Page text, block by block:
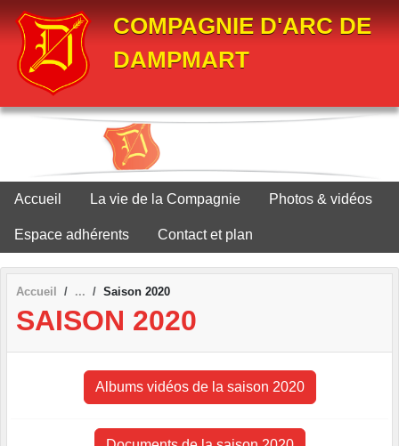
COMPAGNIE D'ARC DE
DAMPMART
Accueil La vie de la Compagnie Photos & vidéos
Espace adhérents Contact et plan
Accueil Saison 2020
SAISON 2020
Albums vidéos de la saison 2020
Panneau de gestion des cookies